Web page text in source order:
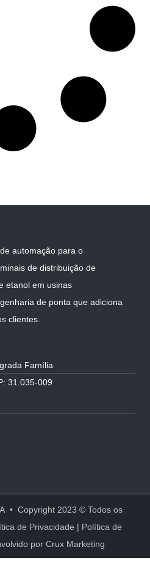
automação para o
de distribuição de
etanol em usinas
de ponta que adiciona
clientes.
Família
31.035-009
• Copyright 2023 © Todos os
de Privacidade | Política de
por Crux Marketing